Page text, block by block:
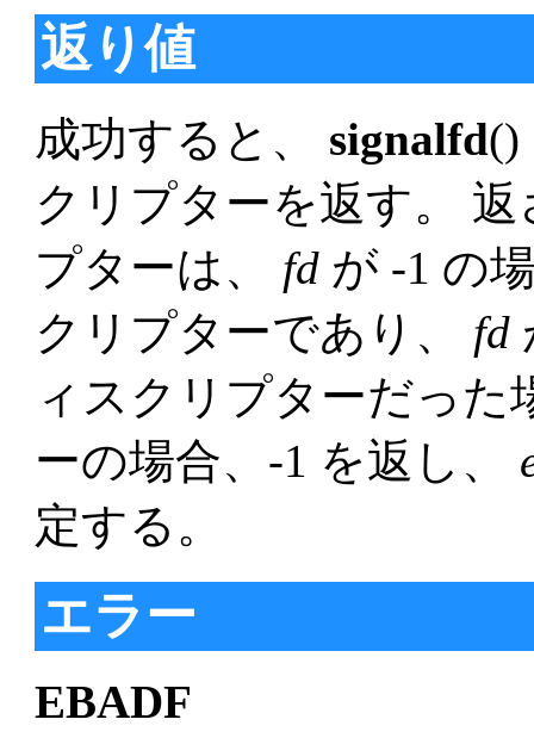
返り値
成功すると、 signalfd()
クリプターを返す。
プターは、 fd が -1 の
クリプターであり、 fd
ィスクリプターだった
ーの場合、-1 を返し、
定する。
エラー
EBADF